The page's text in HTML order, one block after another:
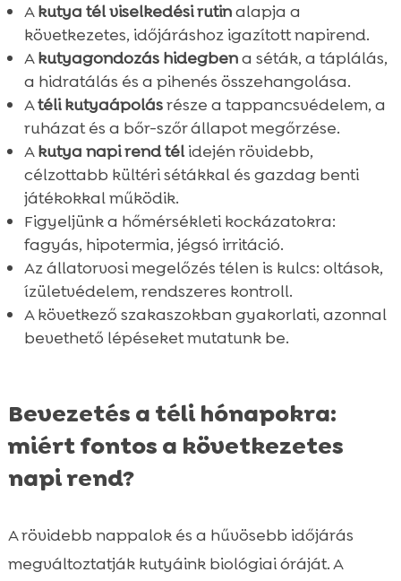
Akutya tél viselkedési rutinalapja a
következetes, időjáráshoz igazított napirend.
Akutyagondozás hidegbena séták, a táplálás,
a hidratálás és a pihenés összehangolása.
Atéli kutyaápolásrésze a tappancsvédelem, a
ruházat és a bőr-szőr állapot megőrzése.
Akutya napi rend télidején rövidebb,
célzottabb kültéri sétákkal és gazdag benti
játékokkal működik.
Figyeljünk a hőmérsékleti kockázatokra:
fagyás, hipotermia, jégsó irritáció.
Az állatorvosi megelőzés télen is kulcs: oltások,
ízületvédelem, rendszeres kontroll.
A következő szakaszokban gyakorlati, azonnal
bevethető lépéseket mutatunk be.
Bevezetés a téli hónapokra:
miért fontos a következetes
napi rend?
A rövidebb nappalok és a hűvösebb időjárás
megváltoztatják kutyáink biológiai óráját. A